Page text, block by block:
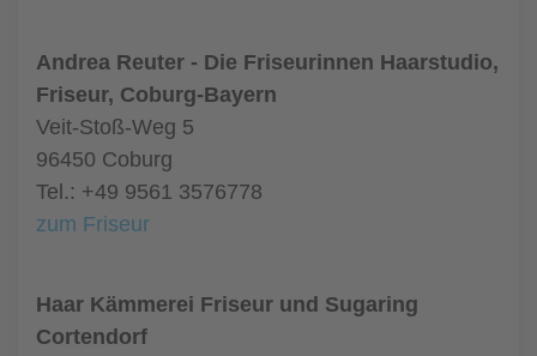
Andrea Reuter - Die Friseurinnen Haarstudio,
Friseur, Coburg-Bayern
Veit-Stoß-Weg 5
96450 Coburg
Tel.: +49 9561 3576778
zum Friseur
Haar Kämmerei Friseur und Sugaring
Cortendorf